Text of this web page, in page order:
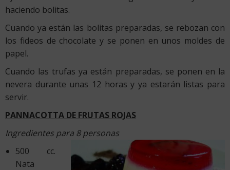
haciendo bolitas.
Cuando ya están las bolitas preparadas, se rebozan con
los fideos de chocolate y se ponen en unos moldes de
papel.
Cuando las trufas ya están preparadas, se ponen en la
nevera durante unas 12 horas y ya estarán listas para
servir.
PANNACOTTA DE FRUTAS ROJAS
Ingredientes para 8 personas
500 cc.
Nata